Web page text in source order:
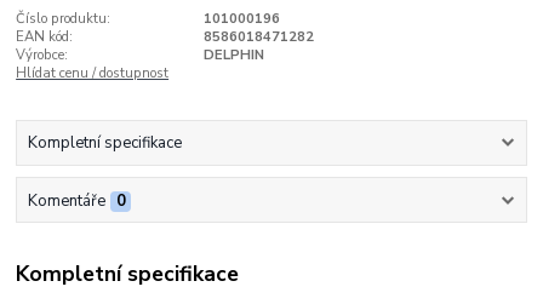
Číslo produktu:
101000196
EAN kód:
8586018471282
Výrobce:
DELPHIN
Hlídat cenu / dostupnost
Kompletní specifikace
Komentáře 0
Kompletní specifikace